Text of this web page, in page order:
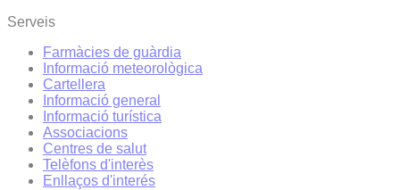
Serveis
Farmàcies de guàrdia
Informació meteorològica
Cartellera
Informació general
Informació turística
Associacions
Centres de salut
Telèfons d'interès
Enllaços d'interés